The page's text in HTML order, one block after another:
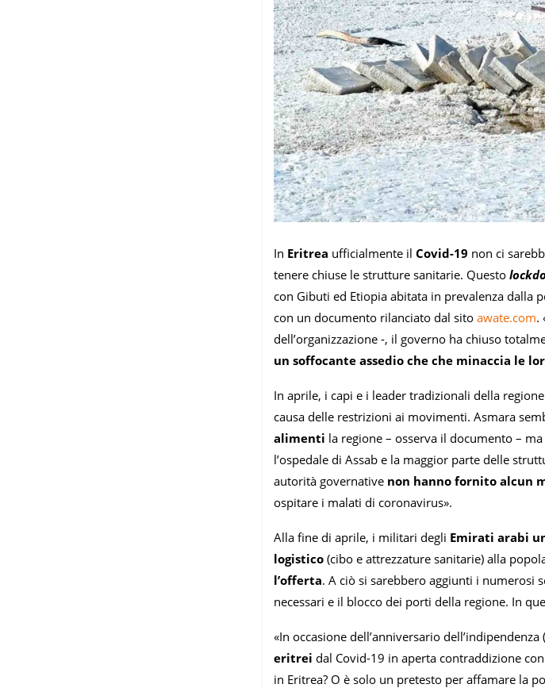
In Eritrea ufficialmente il Covid-19 non ci
tenere chiuse le strutture sanitarie. Questo
con Gibuti ed Etiopia abitata in prevalenza dalla
con un documento rilanciato dal sito awate.com.
dell’organizzazione -, il governo ha chiuso
un soffocante assedio che che minaccia le
In aprile, i capi e i leader tradizionali della
causa delle restrizioni ai movimenti. Asmara
alimenti la regione – osserva il documento –
l’ospedale di Assab e la maggior parte delle
autorità governative non hanno fornito alcun
ospitare i malati di coronavirus».
Alla fine di aprile, i militari degli Emirati arabi
logistico (cibo e attrezzature sanitarie) alla
l’offerta. A ciò si sarebbero aggiunti i numerosi
necessari e il blocco dei porti della regione. In
«In occasione dell’anniversario
eritrei dal Covid-19 in aperta contraddizione
in Eritrea? O è solo un pretesto per affamare la